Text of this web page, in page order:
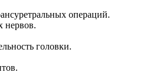
операций.
нервов.
головки.